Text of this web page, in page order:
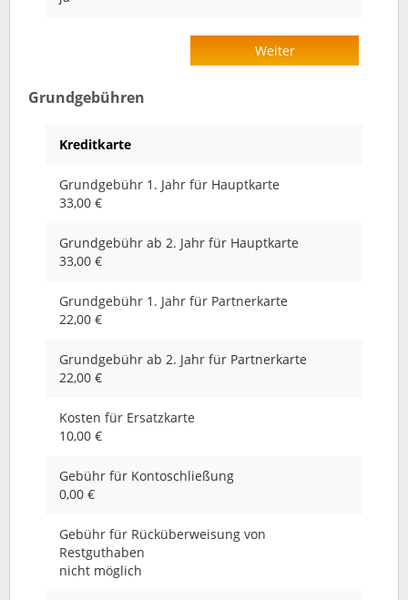
Weiter
Grundgebühren
Kreditkarte
Grundgebühr 1. Jahr für Hauptkarte
33,00 €
Grundgebühr ab 2. Jahr für Hauptkarte
33,00 €
Grundgebühr 1. Jahr für Partnerkarte
22,00 €
Grundgebühr ab 2. Jahr für Partnerkarte
22,00 €
Kosten für Ersatzkarte
10,00 €
Gebühr für Kontoschließung
0,00 €
Gebühr für Rücküberweisung von
Restguthaben
nicht möglich